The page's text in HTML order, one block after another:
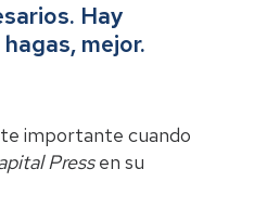
Hay
mejor.
importante cuando
Pressen su